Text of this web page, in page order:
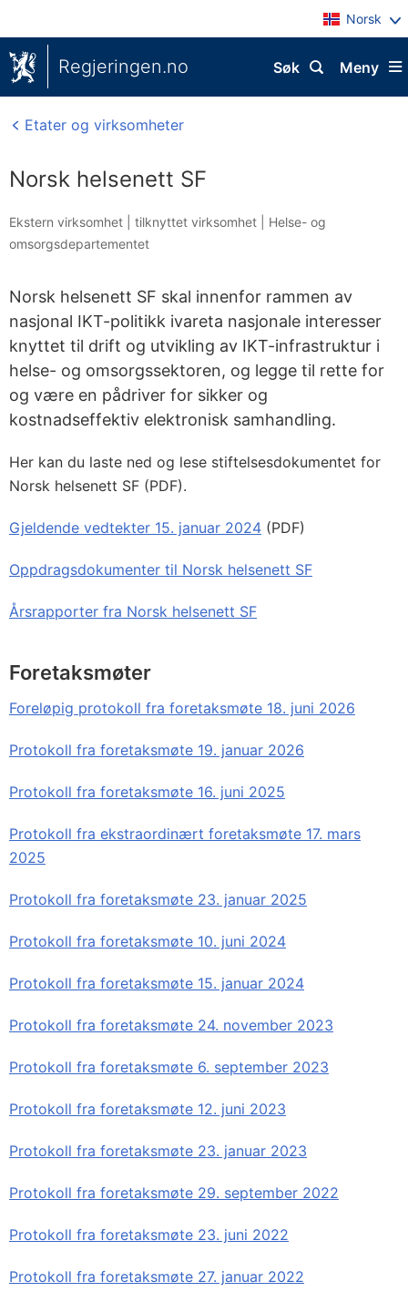
Norsk
Regjeringen.no Meny
Søk
Etater og virksomheter
Norsk helsenett SF
Ekstern virksomhet | tilknyttet virksomhet
Helse- og
omsorgsdepartementet
Norsk helsenett SF skal innenfor rammen av
nasjonal IKT-politikk ivareta nasjonale interesser
knyttet til drift og utvikling av IKT-infrastruktur i
helse- og omsorgssektoren, og legge til rette for
og være en pådriver for sikker og
kostnadseffektiv elektronisk samhandling.
Her kan du laste ned og lese stiftelsesdokumentet for
Norsk helsenett SF (PDF).
Gjeldende vedtekter 15. januar 2024 (PDF)
Oppdragsdokumenter til Norsk helsenett SF
Årsrapporter fra Norsk helsenett SF
Foretaksmøter
Foreløpig protokoll fra foretaksmøte 18. juni 2026
Protokoll fra foretaksmøte 19. januar 2026
Protokoll fra foretaksmøte 16. juni 2025
Protokoll fra ekstraordinært foretaksmøte 17. mars
2025
Protokoll fra foretaksmøte 23. januar 2025
Protokoll fra foretaksmøte 10. juni 2024
Protokoll fra foretaksmøte 15. januar 2024
Protokoll fra foretaksmøte 24. november 2023
Protokoll fra foretaksmøte 6. september 2023
Protokoll fra foretaksmøte 12. juni 2023
Protokoll fra foretaksmøte 23. januar 2023
Protokoll fra foretaksmøte 29. september 2022
Protokoll fra foretaksmøte 23. juni 2022
Protokoll fra foretaksmøte 27. januar 2022